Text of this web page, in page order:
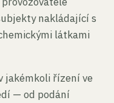
nakládající s
látkami
jakémkoli řízení ve
— od podání